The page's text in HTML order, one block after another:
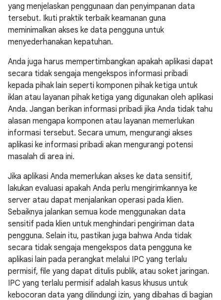
yang menjelaskan penggunaan dan penyimpanan data
tersebut. Ikuti praktik terbaik keamanan guna
meminimalkan akses ke data pengguna untuk
menyederhanakan kepatuhan.
Anda juga harus mempertimbangkan apakah aplikasi dapat
secara tidak sengaja mengekspos informasi pribadi
kepada pihak lain seperti komponen pihak ketiga untuk
iklan atau layanan pihak ketiga yang digunakan oleh aplikasi
Anda. Jangan berikan informasi pribadi jika Anda tidak tahu
alasan mengapa komponen atau layanan memerlukan
informasi tersebut. Secara umum, mengurangi akses
aplikasi ke informasi pribadi akan mengurangi potensi
masalah di area ini.
Jika aplikasi Anda memerlukan akses ke data sensitif,
lakukan evaluasi apakah Anda perlu mengirimkannya ke
server atau dapat menjalankan operasi pada klien.
Sebaiknya jalankan semua kode menggunakan data
sensitif pada klien untuk menghindari pengiriman data
pengguna. Selain itu, pastikan juga bahwa Anda tidak
secara tidak sengaja mengekspos data pengguna ke
aplikasi lain pada perangkat melalui IPC yang terlalu
permisif, file yang dapat ditulis publik, atau soket jaringan.
IPC yang terlalu permisif adalah kasus khusus untuk
kebocoran data yang dilindungi izin, yang dibahas di bagian